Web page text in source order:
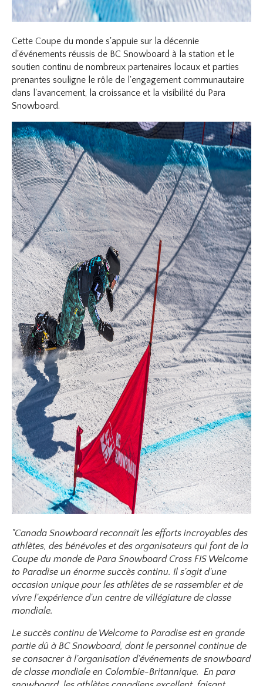
Cette Coupe du monde s'appuie sur la décennie
d'événements réussis de BC Snowboard à la station et le
soutien continu de nombreux partenaires locaux et parties
prenantes souligne le rôle de l'engagement communautaire
dans l'avancement, la croissance et la visibilité du Para
Snowboard.
"Canada Snowboard reconnaît les efforts incroyables des
athlètes, des bénévoles et des organisateurs qui font de la
Coupe du monde de Para Snowboard Cross FIS Welcome
to Paradise un énorme succès continu. Il s'agit d'une
occasion unique pour les athlètes de se rassembler et de
vivre l'expérience d'un centre de villégiature de classe
mondiale.
Le succès continu de Welcome to Paradise est en grande
partie dû à BC Snowboard, dont le personnel continue de
se consacrer à l'organisation d'événements de snowboard
de classe mondiale en Colombie-Britannique. En para